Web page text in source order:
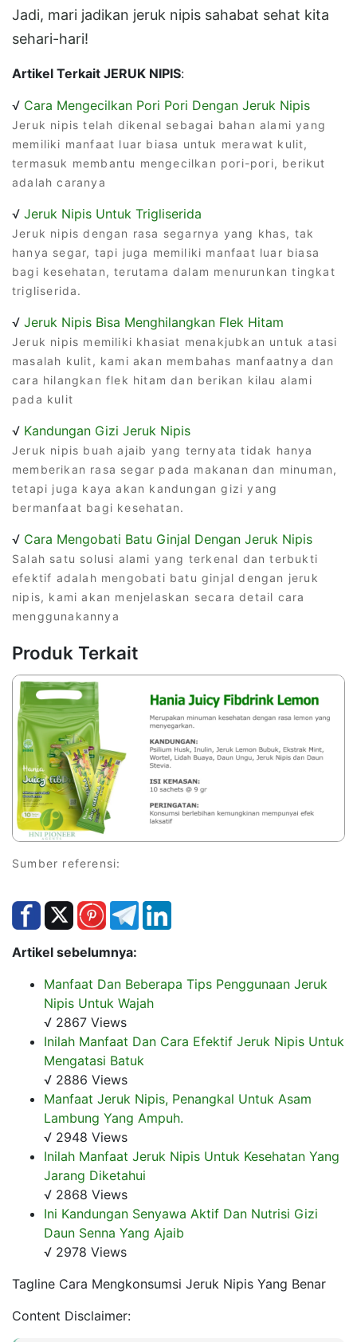
Jadi, mari jadikan jeruk nipis sahabat sehat kita
sehari-hari!
Artikel Terkait JERUK NIPIS:
√ Cara Mengecilkan Pori Pori Dengan Jeruk Nipis
Jeruk nipis telah dikenal sebagai bahan alami yang
memiliki manfaat luar biasa untuk merawat kulit,
termasuk membantu mengecilkan pori-pori, berikut
adalah caranya
√ Jeruk Nipis Untuk Trigliserida
Jeruk nipis dengan rasa segarnya yang khas, tak
hanya segar, tapi juga memiliki manfaat luar biasa
bagi kesehatan, terutama dalam menurunkan tingkat
trigliserida.
√ Jeruk Nipis Bisa Menghilangkan Flek Hitam
Jeruk nipis memiliki khasiat menakjubkan untuk atasi
masalah kulit, kami akan membahas manfaatnya dan
cara hilangkan flek hitam dan berikan kilau alami
pada kulit
√ Kandungan Gizi Jeruk Nipis
Jeruk nipis buah ajaib yang ternyata tidak hanya
memberikan rasa segar pada makanan dan minuman,
tetapi juga kaya akan kandungan gizi yang
bermanfaat bagi kesehatan.
√ Cara Mengobati Batu Ginjal Dengan Jeruk Nipis
Salah satu solusi alami yang terkenal dan terbukti
efektif adalah mengobati batu ginjal dengan jeruk
nipis, kami akan menjelaskan secara detail cara
menggunakannya
Produk Terkait
Sumber referensi:
Artikel sebelumnya:
Manfaat Dan Beberapa Tips Penggunaan Jeruk
Nipis Untuk Wajah
√ 2867 Views
Inilah Manfaat Dan Cara Efektif Jeruk Nipis Untuk
Mengatasi Batuk
√ 2886 Views
Manfaat Jeruk Nipis, Penangkal Untuk Asam
Lambung Yang Ampuh.
√ 2948 Views
Inilah Manfaat Jeruk Nipis Untuk Kesehatan Yang
Jarang Diketahui
√ 2868 Views
Ini Kandungan Senyawa Aktif Dan Nutrisi Gizi
Daun Senna Yang Ajaib
√ 2978 Views
Tagline Cara Mengkonsumsi Jeruk Nipis Yang Benar
Content Disclaimer: